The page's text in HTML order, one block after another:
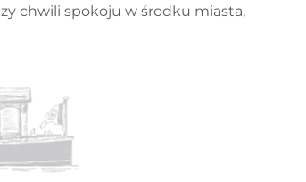
chwili spokoju w środku miasta,